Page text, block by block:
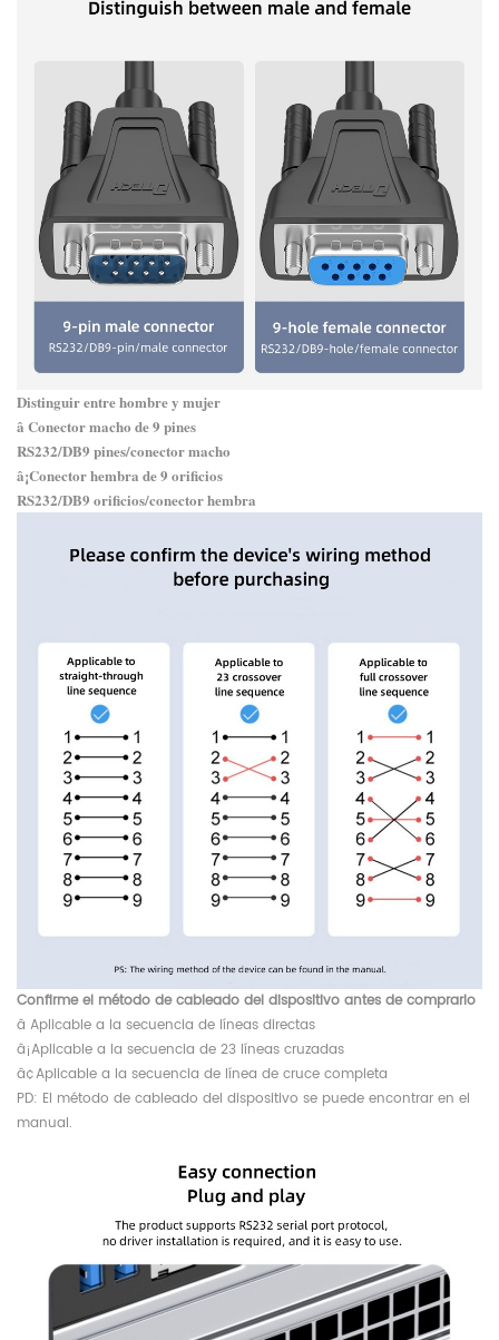
Distinguir entre hombre y mujer
â Conector macho de 9 pines
RS232/DB9 pines/conector macho
â¡Conector hembra de 9 orificios
RS232/DB9 orificios/conector hembra
Confirme el método de cableado del dispositivo antes de comprarlo
â Aplicable a la secuencia de líneas directas
â¡Aplicable a la secuencia de 23 líneas cruzadas
â¢Aplicable a la secuencia de línea de cruce completa
PD: El método de cableado del dispositivo se puede encontrar en el
manual.